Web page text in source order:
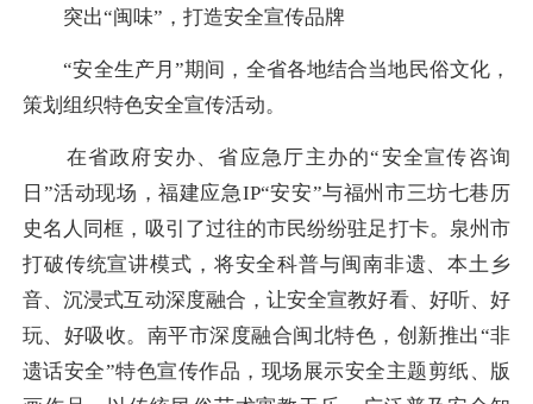
突出“闽味”，打造安全宣传品牌
“安全生产月”期间，全省各地结合当地民俗文化，
策划组织特色安全宣传活动。
在省政府安办、省应急厅主办的“安全宣传咨询
日”活动现场，福建应急IP“安安”与福州市三坊七巷历
史名人同框，吸引了过往的市民纷纷驻足打卡。泉州市
打破传统宣讲模式，将安全科普与闽南非遗、本土乡
音、沉浸式互动深度融合，让安全宣教好看、好听、好
玩、好吸收。南平市深度融合闽北特色，创新推出“非
遗话安全”特色宣传作品，现场展示安全主题剪纸、版